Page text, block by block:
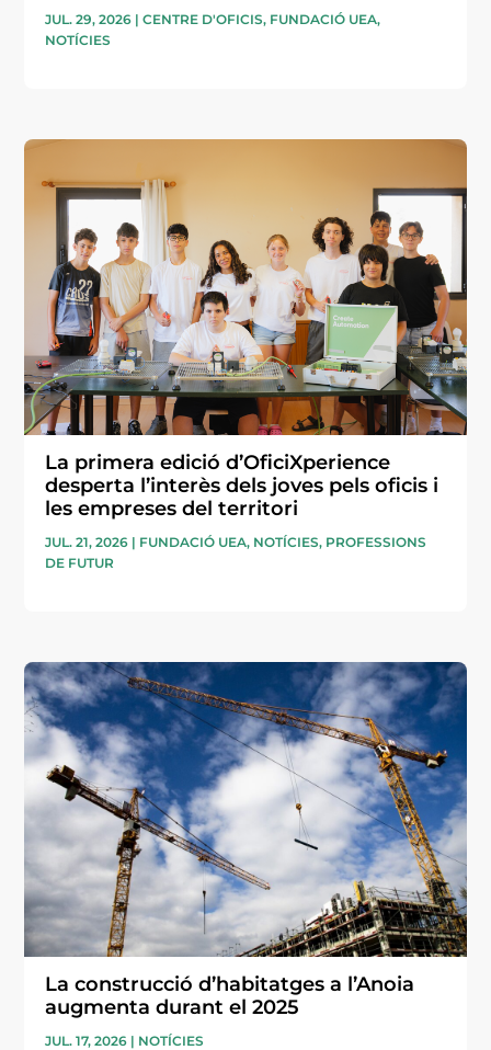
JUL. 29, 2026 |CENTRE D'OFICIS, FUNDACIÓ UEA,
NOTÍCIES
La primera edició d’OficiXperience
desperta l’interès dels joves pels oficis i
les empreses del territori
JUL. 21, 2026 | FUNDACIÓ UEA, NOTÍCIES, PROFESSIONS
DE FUTUR
La construcció d’habitatges a l’Anoia
augmenta durant el 2025
JUL. 17, 2026 | NOTÍCIES